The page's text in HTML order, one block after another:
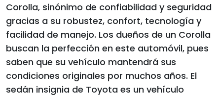
Corolla, sinónimo de confiabilidad y seguridad
gracias a su robustez, confort, tecnología y
facilidad de manejo. Los dueños de un Corolla
buscan la perfección en este automóvil, pues
saben que su vehículo mantendrá sus
condiciones originales por muchos años. El
sedán insignia de Toyota es un vehículo